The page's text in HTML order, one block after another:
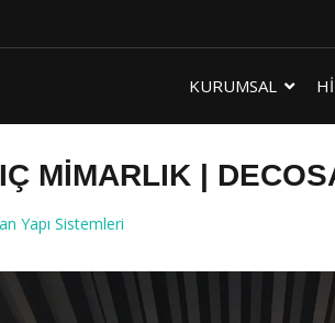
KURUMSAL
MIMARLIK |
Yapı Sistemleri